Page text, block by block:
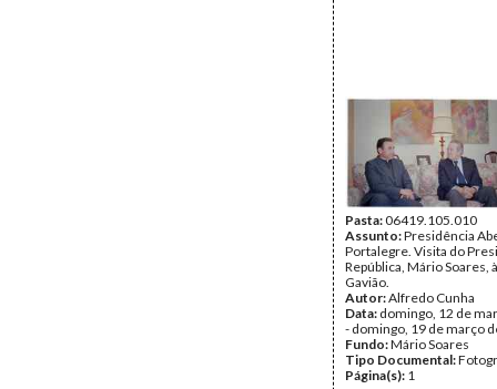
Pasta:06419.105.010
Assunto:Presidência
Portalegre. Visita do
República, Mário Soares,
Gavião.
Autor:Alfredo Cunha
Data: domingo, 12 de
- domingo, 19 de março
Fundo:Mário Soares
Tipo Documental:
Página(s): 1